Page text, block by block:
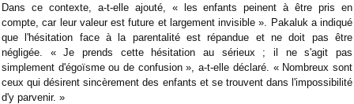
Dans ce contexte, a-t-elle ajouté, « les enfants peinent à être pris en
compte, car leur valeur est future et largement invisible ». Pakaluk a indiqué
que l'hésitation face à la parentalité est répandue et ne doit pas être
négligée. « Je prends cette hésitation au sérieux ; il ne s'agit pas
simplement d'égoïsme ou de confusion », a-t-elle déclaré. « Nombreux sont
ceux qui désirent sincèrement des enfants et se trouvent dans l'impossibilité
d'y parvenir. »